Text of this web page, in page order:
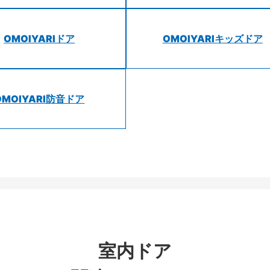
OMOIYARIドア OMOIYARIキッズドア
防音ドア
室内ドア